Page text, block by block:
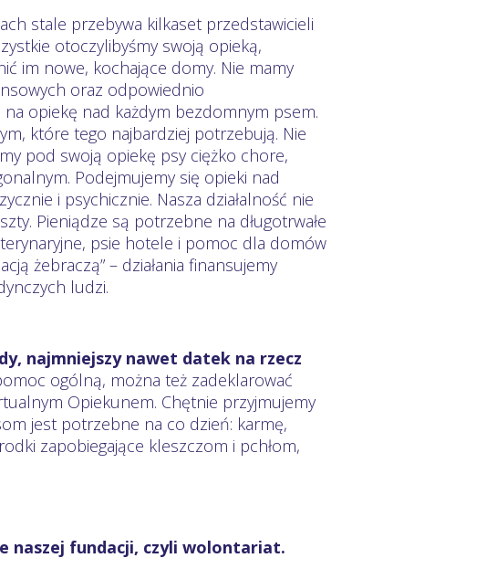
stale przebywa kilkaset przedstawicieli
otoczylibyśmy swoją opieką,
im nowe, kochające domy. Nie mamy
oraz odpowiednio
opiekę nad każdym bezdomnym psem.
które tego najbardziej potrzebują. Nie
pod swoją opiekę psy ciężko chore,
Podejmujemy się opieki nad
i psychicznie. Nasza działalność nie
Pieniądze są potrzebne na długotrwałe
psie hotele i pomoc dla domów
żebraczą” – działania finansujemy
ludzi.
najmniejszy nawet datek na rzecz
ogólną, można też zadeklarować
Opiekunem. Chętnie przyjmujemy
jest potrzebne na co dzień: karmę,
zapobiegające kleszczom i pchłom,
naszej fundacji, czyli wolontariat.